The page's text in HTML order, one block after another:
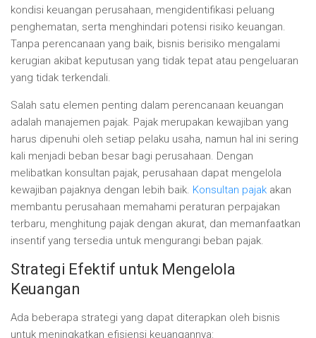
kondisi keuangan perusahaan, mengidentifikasi peluang
penghematan, serta menghindari potensi risiko keuangan.
Tanpa perencanaan yang baik, bisnis berisiko mengalami
kerugian akibat keputusan yang tidak tepat atau pengeluaran
yang tidak terkendali.
Salah satu elemen penting dalam perencanaan keuangan
adalah manajemen pajak. Pajak merupakan kewajiban yang
harus dipenuhi oleh setiap pelaku usaha, namun hal ini sering
kali menjadi beban besar bagi perusahaan. Dengan
melibatkan konsultan pajak, perusahaan dapat mengelola
kewajiban pajaknya dengan lebih baik. Konsultan pajak akan
membantu perusahaan memahami peraturan perpajakan
terbaru, menghitung pajak dengan akurat, dan memanfaatkan
insentif yang tersedia untuk mengurangi beban pajak.
Strategi Efektif untuk Mengelola
Keuangan
Ada beberapa strategi yang dapat diterapkan oleh bisnis
untuk meningkatkan efisiensi keuangannya: